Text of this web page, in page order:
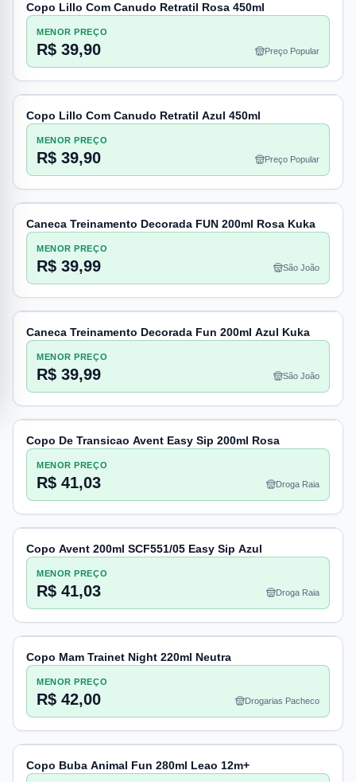
Copo Lillo Com Canudo Retratil Rosa 450ml
MENOR PREÇO
R$ 39,90 Preço Popular
Copo Lillo Com Canudo Retratil Azul 450ml
MENOR PREÇO
R$ 39,90 Preço Popular
Caneca Treinamento Decorada FUN 200ml Rosa Kuka
MENOR PREÇO
R$ 39,99 São João
Caneca Treinamento Decorada Fun 200ml Azul Kuka
MENOR PREÇO
R$ 39,99 São João
Copo De Transicao Avent Easy Sip 200ml Rosa
MENOR PREÇO
R$ 41,03 Droga Raia
Copo Avent 200ml SCF551/05 Easy Sip Azul
MENOR PREÇO
R$ 41,03 Droga Raia
Copo Mam Trainet Night 220ml Neutra
MENOR PREÇO
R$ 42,00 Drogarias Pacheco
Copo Buba Animal Fun 280ml Leao 12m+